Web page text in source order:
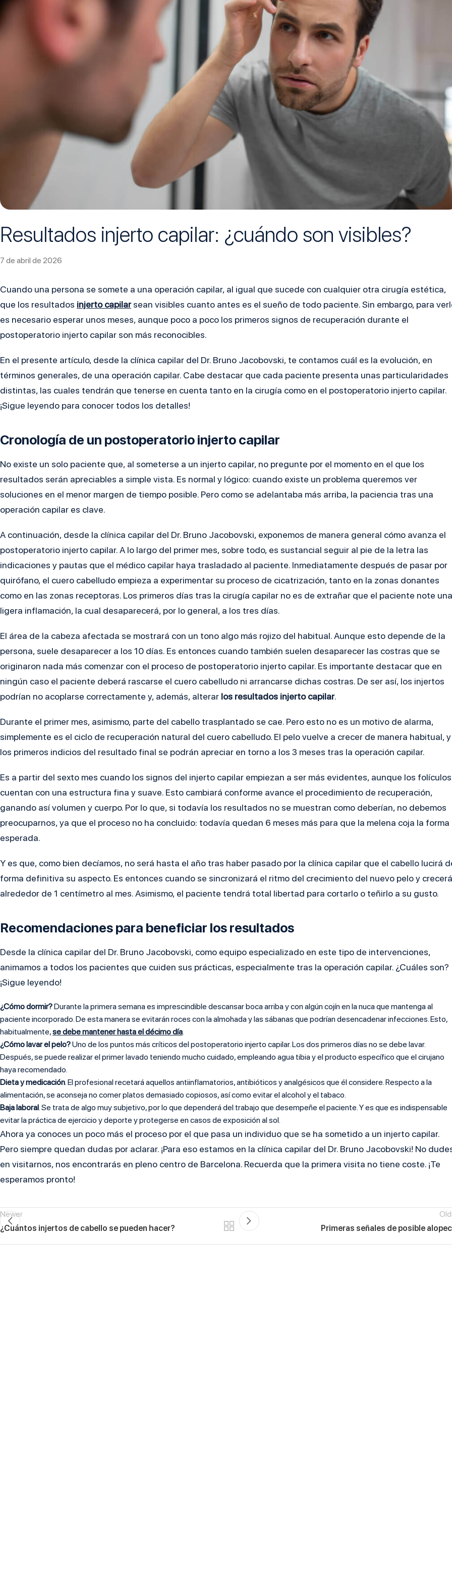
Resultados injerto capilar: ¿cuándo son visibles?
7 de abril de 2026
Cuando una persona se somete a una operación capilar, al igual que sucede con cualquier otra cirugía estética,
que los resultados injerto capilar sean visibles cuanto antes es el sueño de todo paciente. Sin embargo, para
es necesario esperar unos meses, aunque poco a poco los primeros signos de recuperación durante el
postoperatorio injerto capilar son más reconocibles.
En el presente artículo, desde la clínica capilar del Dr. Bruno Jacobovski, te contamos cuál es la evolución, en
términos generales, de una operación capilar. Cabe destacar que cada paciente presenta unas particularidades
distintas, las cuales tendrán que tenerse en cuenta tanto en la cirugía como en el postoperatorio injerto capilar.
¡Sigue leyendo para conocer todos los detalles!
Cronología de un postoperatorio injerto capilar
No existe un solo paciente que, al someterse a un injerto capilar, no pregunte por el momento en el que los
resultados serán apreciables a simple vista. Es normal y lógico: cuando existe un problema queremos ver
soluciones en el menor margen de tiempo posible. Pero como se adelantaba más arriba, la paciencia tras una
operación capilar es clave.
A continuación, desde la clínica capilar del Dr. Bruno Jacobovski, exponemos de manera general cómo avanza el
postoperatorio injerto capilar. A lo largo del primer mes, sobre todo, es sustancial seguir al pie de la letra las
indicaciones y pautas que el médico capilar haya trasladado al paciente. Inmediatamente después de pasar por
quirófano, el cuero cabelludo empieza a experimentar su proceso de cicatrización, tanto en la zonas donantes
como en las zonas receptoras. Los primeros días tras la cirugía capilar no es de extrañar que el paciente note una
ligera inflamación, la cual desaparecerá, por lo general, a los tres días.
El área de la cabeza afectada se mostrará con un tono algo más rojizo del habitual. Aunque esto depende de la
persona, suele desaparecer a los 10 días. Es entonces cuando también suelen desaparecer las costras que se
originaron nada más comenzar con el proceso de postoperatorio injerto capilar. Es importante destacar que en
ningún caso el paciente deberá rascarse el cuero cabelludo ni arrancarse dichas costras. De ser así, los injertos
podrían no acoplarse correctamente y, además, alterar los resultados injerto capilar.
Durante el primer mes, asimismo, parte del cabello trasplantado se cae. Pero esto no es un motivo de alarma,
simplemente es el ciclo de recuperación natural del cuero cabelludo. El pelo vuelve a crecer de manera habitual, y
los primeros indicios del resultado final se podrán apreciar en torno a los 3 meses tras la operación capilar.
Es a partir del sexto mes cuando los signos del injerto capilar empiezan a ser más evidentes, aunque los folículos
cuentan con una estructura fina y suave. Esto cambiará conforme avance el procedimiento de recuperación,
ganando así volumen y cuerpo. Por lo que, si todavía los resultados no se muestran como deberían, no debemos
preocuparnos, ya que el proceso no ha concluido: todavía quedan 6 meses más para que la melena coja la forma
esperada.
Y es que, como bien decíamos, no será hasta el año tras haber pasado por la clínica capilar que el cabello lucirá
forma definitiva su aspecto. Es entonces cuando se sincronizará el ritmo del crecimiento del nuevo pelo y crecerá
alrededor de 1 centímetro al mes. Asimismo, el paciente tendrá total libertad para cortarlo o teñirlo a su gusto.
Recomendaciones para beneficiar los resultados
Desde la clínica capilar del Dr. Bruno Jacobovski, como equipo especializado en este tipo de intervenciones,
animamos a todos los pacientes que cuiden sus prácticas, especialmente tras la operación capilar. ¿Cuáles son?
¡Sigue leyendo!
¿Cómo dormir?Durante la primera semana es imprescindible descansar boca arriba y con algún cojín en la nuca que mantenga al
paciente incorporado. De esta manera se evitarán roces con la almohada y las sábanas que podrían desencadenar infecciones. Esto,
habitualmente,se debe mantener hasta el décimo día.
¿Cómo lavar el pelo?Uno de los puntos más críticos del postoperatorio injerto capilar. Los dos primeros días no se debe lavar.
Después, se puede realizar el primer lavado teniendo mucho cuidado, empleando agua tibia y el producto específico que el cirujano
haya recomendado.
Dieta y medicación. El profesional recetará aquellos antiinflamatorios, antibióticos y analgésicos que él considere. Respecto a la
alimentación, se aconseja no comer platos demasiado copiosos, así como evitar el alcohol y el tabaco.
Baja laboral. Se trata de algo muy subjetivo, por lo que dependerá del trabajo que desempeñe el paciente. Y es que es indispensable
evitar la práctica de ejercicio y deporte y protegerse en casos de exposición al sol.
Ahora ya conoces un poco más el proceso por el que pasa un individuo que se ha sometido a un injerto capilar.
Pero siempre quedan dudas por aclarar. ¡Para eso estamos en la clínica capilar del Dr. Bruno Jacobovski! No
en visitarnos, nos encontrarás en pleno centro de Barcelona. Recuerda que la primera visita no tiene coste. ¡Te
esperamos pronto!
Newer
¿Cuántos injertos de cabello se pueden hacer?
Primeras señales de posible